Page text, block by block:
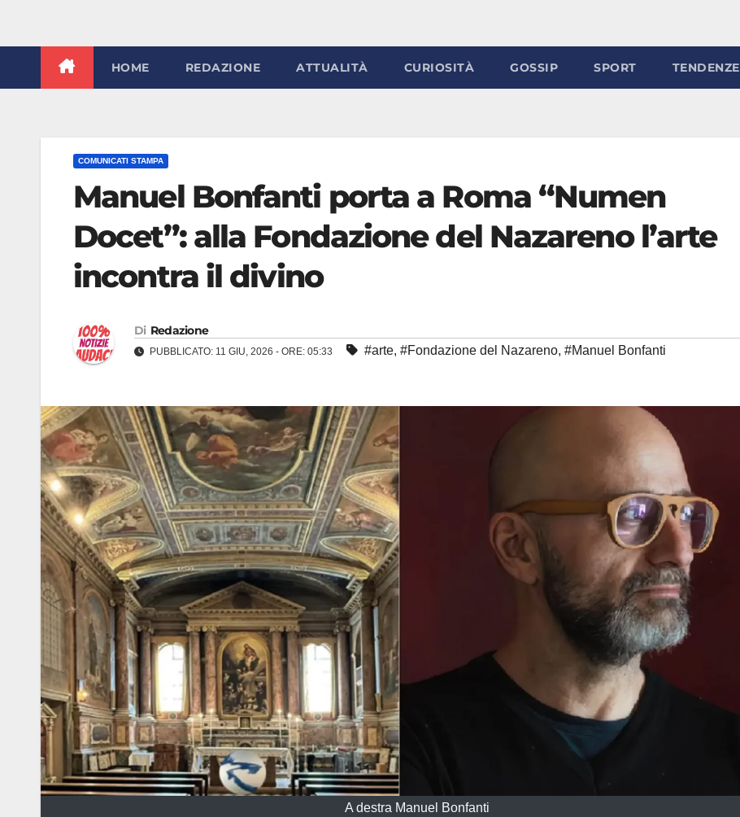
HOME REDAZIONE ATTUALITÀ CURIOSITÀ GOSSIP SPORT TENDENZE
COMUNICATI STAMPA
Manuel Bonfanti porta a Roma “Numen
Docet”: alla Fondazione del Nazareno l’arte
incontra il divino
Di Redazione
PUBBLICATO: 11 GIU, 2026 - ORE: 05:33 #arte, #Fondazione del Nazareno, #Manuel Bonfanti
A destra Manuel Bonfanti